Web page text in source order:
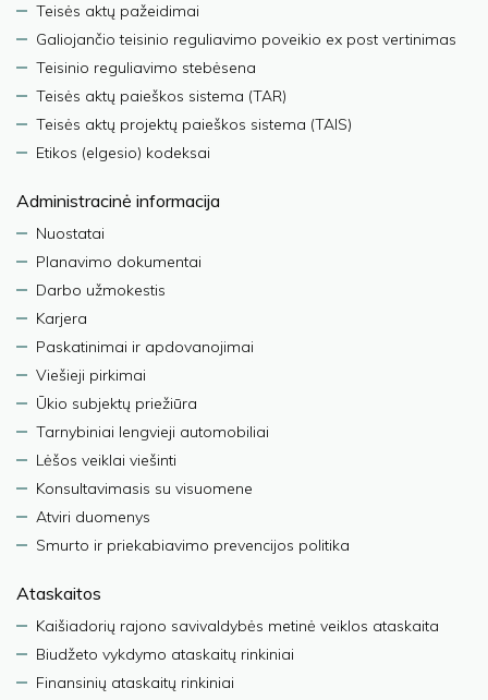
Teisės aktų pažeidimai
Galiojančio teisinio reguliavimo poveikio ex post vertinimas
Teisinio reguliavimo stebėsena
Teisės aktų paieškos sistema (TAR)
Teisės aktų projektų paieškos sistema (TAIS)
Etikos (elgesio) kodeksai
Administracinė informacija
Nuostatai
Planavimo dokumentai
Darbo užmokestis
Karjera
Paskatinimai ir apdovanojimai
Viešieji pirkimai
Ūkio subjektų priežiūra
Tarnybiniai lengvieji automobiliai
Lėšos veiklai viešinti
Konsultavimasis su visuomene
Atviri duomenys
Smurto ir priekabiavimo prevencijos politika
Ataskaitos
Kaišiadorių rajono savivaldybės metinė veiklos ataskaita
Biudžeto vykdymo ataskaitų rinkiniai
Finansinių ataskaitų rinkiniai